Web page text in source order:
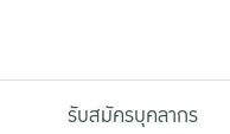
รับสมัครบุคลากร